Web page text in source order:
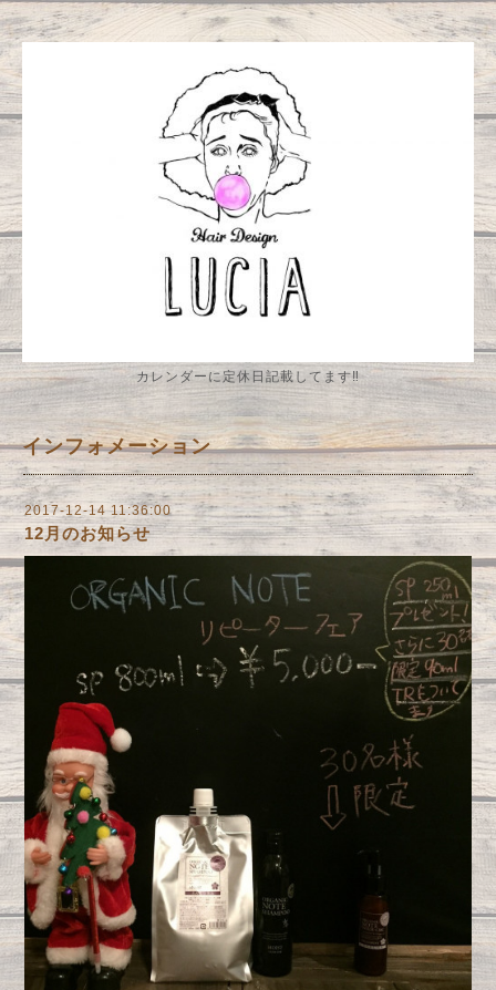
カレンダーに定休日記載してます‼️
インフォメーション
2017-12-14 11:36:00
12月のお知らせ